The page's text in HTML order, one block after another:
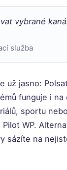
vybrané
služba
už jasno:
funguje i
sportu
WP.
sázíte na